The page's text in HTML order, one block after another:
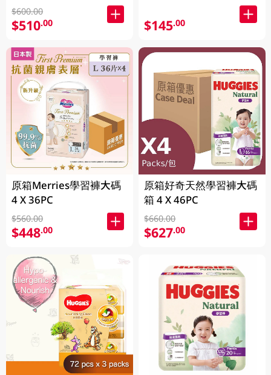
$600.00
$510.00
原箱Merries學習褲大碼
4 X 36PC
$560.00
$448.00
$145.00
原箱好奇天然學習褲大碼
箱 4 X 46PC
$660.00
$627.00